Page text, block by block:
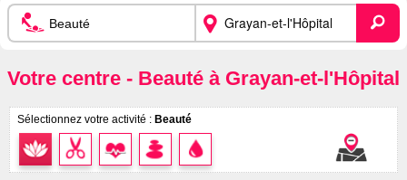
Votre centre - Beauté à Grayan-et-l'Hôpital
Sélectionnez votre activité : Beauté